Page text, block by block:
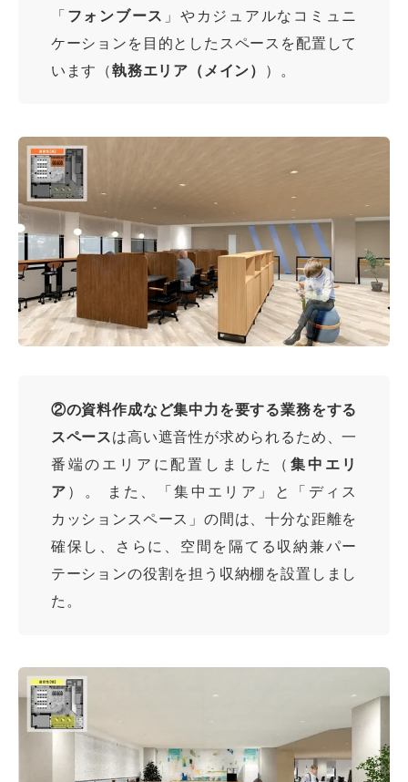
「フォンブース 」やカジュアルなコミュニ
ケーションを目的としたスペースを配置して
います（執務エリア（メイン） ）。
②の資料作成など集中力を要する業務をする
スペースは高い遮音性が求められるため、一
番端のエリアに配置しました（ 集中エリ
ア）。 また、「集中エリア」と「ディス
カッションスペース」の間は、十分な距離を
確保し、さらに、空間を隔てる収納兼パー
テーションの役割を担う収納棚を設置しまし
た。